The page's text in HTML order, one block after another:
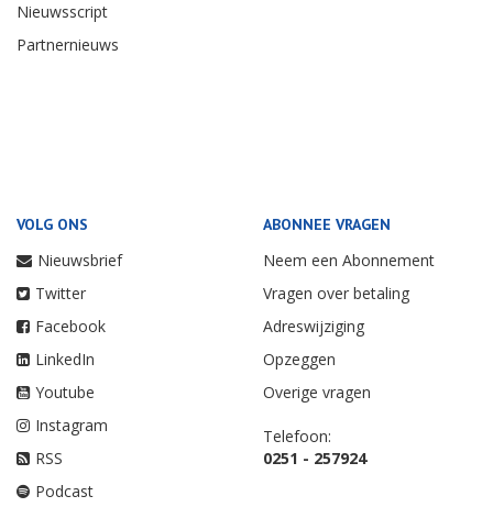
Nieuwsscript
Partnernieuws
VOLG ONS
Nieuwsbrief
Twitter
Facebook
LinkedIn
Youtube
Instagram
RSS
Podcast
ABONNEE VRAGEN
Neem een Abonnement
Vragen over betaling
Adreswijziging
Opzeggen
Overige vragen
Telefoon:
0251 - 257924